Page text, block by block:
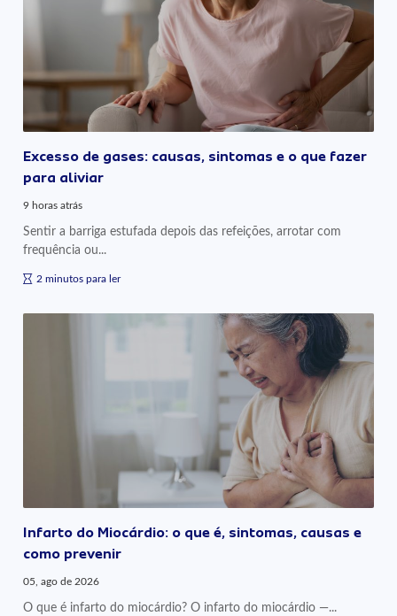
Excesso de gases: causas, sintomas e o que fazer
para aliviar
9 horas atrás
Sentir a barriga estufada depois das refeições, arrotar com
frequência ou...
2 minutos para ler
Infarto do Miocárdio: o que é, sintomas, causas e
como prevenir
05, ago de 2026
O que é infarto do miocárdio? O infarto do miocárdio —...